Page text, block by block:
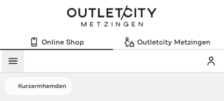
Online Shop Outletcity Metzingen
Menü
Kurzarmhemden